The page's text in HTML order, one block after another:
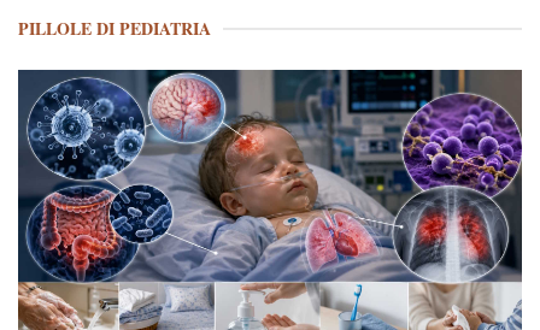
PILLOLE DI PEDIATRIA